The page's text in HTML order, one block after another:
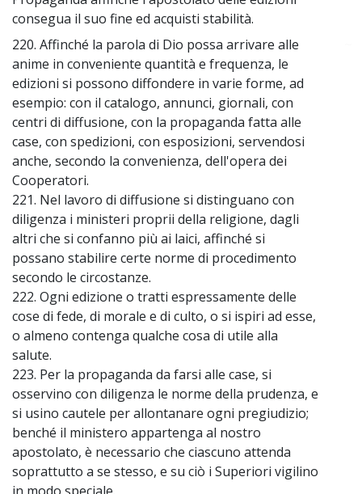
consegua il suo fine ed acquisti stabilità.
220. Affinché la parola di Dio possa arrivare alle
anime in conveniente quantità e frequenza, le
edizioni si possono diffondere in varie forme, ad
esempio: con il catalogo, annunci, giornali, con
centri di diffusione, con la propaganda fatta alle
case, con spedizioni, con esposizioni, servendosi
anche, secondo la convenienza, dell'opera dei
Cooperatori.
221. Nel lavoro di diffusione si distinguano con
diligenza i ministeri proprii della religione, dagli
altri che si confanno più ai laici, affinché si
possano stabilire certe norme di procedimento
secondo le circostanze.
222. Ogni edizione o tratti espressamente delle
cose di fede, di morale e di culto, o si ispiri ad esse,
o almeno contenga qualche cosa di utile alla
salute.
223. Per la propaganda da farsi alle case, si
osservino con diligenza le norme della prudenza, e
si usino cautele per allontanare ogni pregiudizio;
benché il ministero appartenga al nostro
apostolato, è necessario che ciascuno attenda
soprattutto a se stesso, e su ciò i Superiori vigilino
in modo speciale.